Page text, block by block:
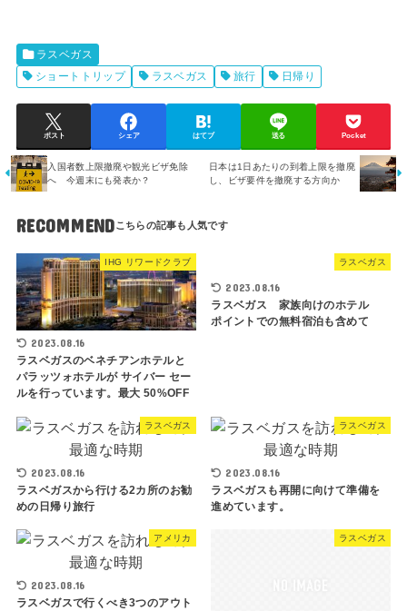
ラスベガス
ショートトリップ
ラスベガス 旅行 日帰り
ポスト シェア はてブ 送る Pocket
入国者数上限撤廃や観光ビザ免除
へ 今週末にも発表か？
日本は1日あたりの到着上限を撤廃
し、ビザ要件を撤廃する方向か
RECOMMEND
IHG リワードクラブ
2023.08.16
ラスベガスのベネチアンホテルと
パラッツォホテルが サイバー セー
ルを行っています。最大 50%OFF
ラスベガス
2023.08.16
ラスベガス 家族向けのホテル
ポイントでの無料宿泊も含めて
ラスベガス
2023.08.16
ラスベガスから行ける2カ所のお勧
めの日帰り旅行
ラスベガス
2023.08.16
ラスベガスも再開に向けて準備を
進めています。
アメリカ
2023.08.16
ラスベガスで行くべき3つのアウト
ラスベガス